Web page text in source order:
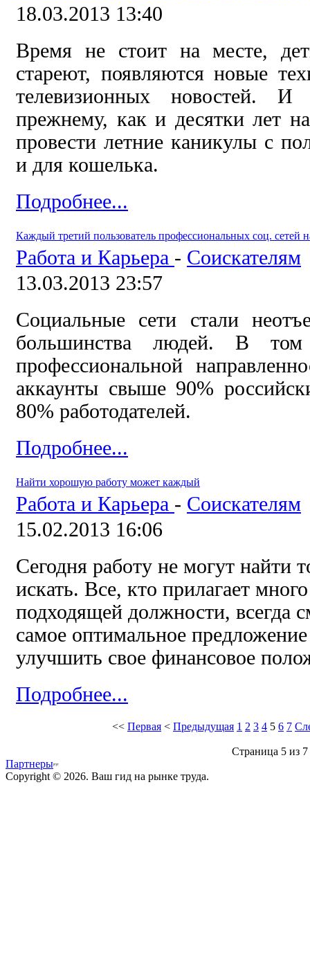
18.03.2013 13:40
Время не стоит на месте,
стареют, появляются новые
телевизионных новостей.
прежнему, как и десятки лет
провести летние каникулы с
и для кошелька.
Подробнее...
Каждый третий пользователь профессиональных соц. сетей
Работа и Карьера - Соискателям
13.03.2013 23:57
Социальные сети стали
большинства людей. В
профессиональной
аккаунты свыше 90%
80% работодателей.
Подробнее...
Найти хорошую работу может каждый
Работа и Карьера - Соискателям
15.02.2013 16:06
Сегодня работу не могут найти
искать. Все, кто прилагает
подходящей должности, всегда
самое оптимальное
улучшить свое финансовое
Подробнее...
<< Первая < Предыдущая 1 2 3 4 5 6 7
Страница 5 из 7
Партнеры
Copyright © 2026. Ваш гид на рынке труда.